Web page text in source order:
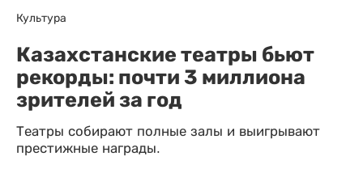
Культура
Казахстанские театры бьют
рекорды: почти 3 миллиона
зрителей за год
Театры собирают полные залы и выигрывают
престижные награды.